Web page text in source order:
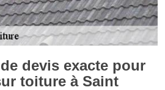
devis exacte pour
toiture à Saint